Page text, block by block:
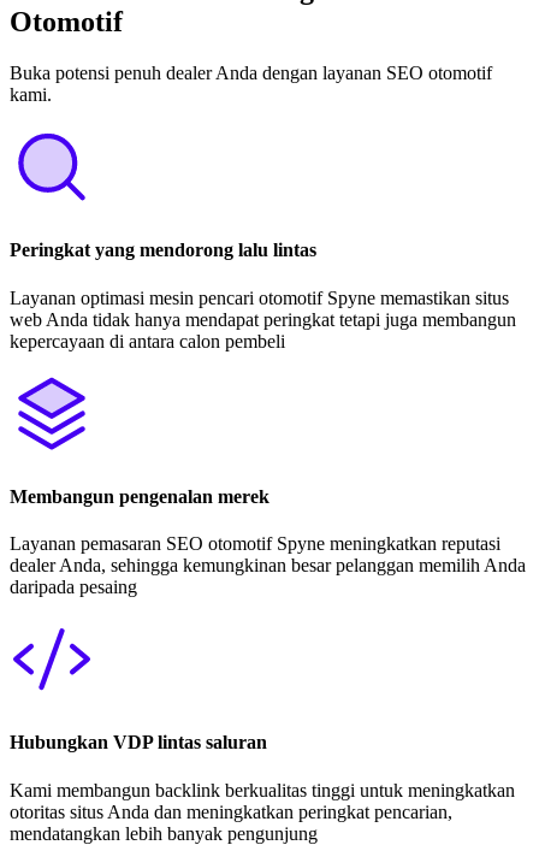
Otomotif
Buka potensi penuh dealer Anda dengan layanan SEO otomotif
kami.
Peringkat yang mendorong lalu lintas
Layanan optimasi mesin pencari otomotif Spyne memastikan situs
web Anda tidak hanya mendapat peringkat tetapi juga membangun
kepercayaan di antara calon pembeli
Membangun pengenalan merek
Layanan pemasaran SEO otomotif Spyne meningkatkan reputasi
dealer Anda, sehingga kemungkinan besar pelanggan memilih Anda
daripada pesaing
Hubungkan VDP lintas saluran
Kami membangun backlink berkualitas tinggi untuk meningkatkan
otoritas situs Anda dan meningkatkan peringkat pencarian,
mendatangkan lebih banyak pengunjung